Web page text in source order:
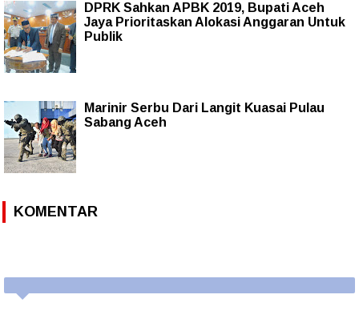
DPRK Sahkan APBK 2019, Bupati Aceh
Jaya Prioritaskan Alokasi Anggaran Untuk
Publik
Marinir Serbu Dari Langit Kuasai Pulau
Sabang Aceh
KOMENTAR